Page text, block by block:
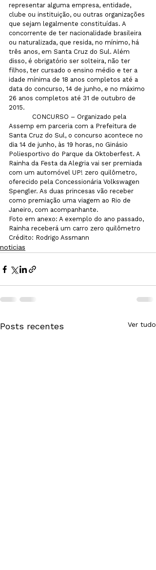
representar alguma empresa, entidade,
clube ou instituição, ou outras organizações
que sejam legalmente constituídas. A
concorrente de ter nacionalidade brasileira
ou naturalizada, que resida, no mínimo, há
três anos, em Santa Cruz do Sul. Além
disso, é obrigatório ser solteira, não ter
filhos, ter cursado o ensino médio e ter a
idade mínima de 18 anos completos até a
data do concurso, 14 de junho, e no máximo
26 anos completos até 31 de outubro de
2015.
CONCURSO – Organizado pela
Assemp em parceria com a Prefeitura de
Santa Cruz do Sul, o concurso acontece no
dia 14 de junho, às 19 horas, no Ginásio
Poliesportivo do Parque da Oktoberfest. A
Rainha da Festa da Alegria vai ser premiada
com um automóvel UP! zero quilômetro,
oferecido pela Concessionária Volkswagen
Spengler. As duas princesas vão receber
como premiação uma viagem ao Rio de
Janeiro, com acompanhante.
Foto em anexo: A exemplo do ano passado,
Rainha receberá um carro zero quilômetro
Crédito: Rodrigo Assmann
noticias
Posts recentes Ver tudo